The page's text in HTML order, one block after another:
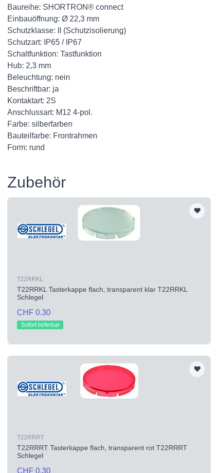
Baureihe: SHORTRON® connect
Einbauöffnung: Ø 22,3 mm
Schutzklasse: II (Schutzisolierung)
Schutzart: IP65 / IP67
Schaltfunktion: Tastfunktion
Hub: 2,3 mm
Beleuchtung: nein
Beschriftbar: ja
Kontaktart: 2S
Anschlussart: M12 4-pol.
Farbe: silberfarben
Bauteilfarbe: Frontrahmen
Form: rund
Zubehör
T22RRKL
T22RRKL Tasterkappe flach, transparent klar T22RRKL
Schlegel
CHF 0.30
Sofort lieferbar
T22RRRT
T22RRRT Tasterkappe flach, transparent rot T22RRRT
Schlegel
CHF 0.30